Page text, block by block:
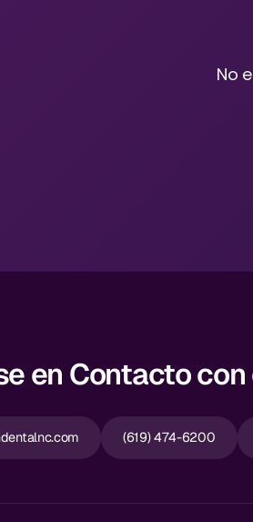
No
en Contacto
(619) 474-6200